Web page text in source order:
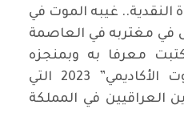
النقدية.. غيبه الموت في
في مغتربه في العاصمة
معرفا به وبمنجزه
الإبداعي في مجلة "صوت الأكاديمي” 2023 التي
العراقيين في المملكة